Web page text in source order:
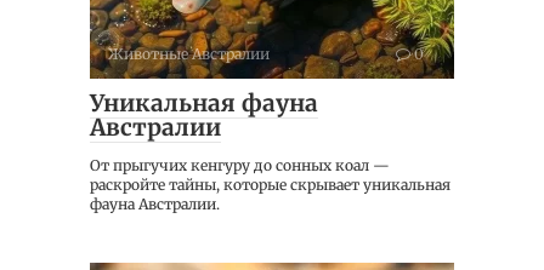
Животные Австралии 0
Уникальная фауна
Австралии
От прыгучих кенгуру до сонных коал —
раскройте тайны, которые скрывает уникальная
фауна Австралии.